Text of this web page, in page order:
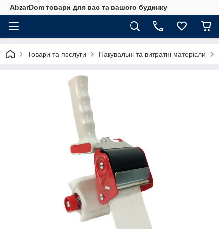
AbzarDom товари для вас та вашого будинку
Товари та послуги Пакувальні та витратні матеріали